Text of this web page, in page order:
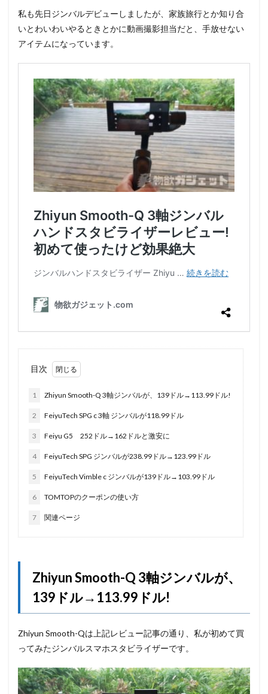
私も先日ジンバルデビューしましたが、家族旅行とか知り合
いとわいわいやるときとかに動画撮影担当だと、手放せない
アイテムになっています。
目次
1 Zhiyun Smooth-Q 3軸ジンバルが、139ドル→113.99ドル!
2 FeiyuTech SPG c 3軸 ジンバルが118.99ドル
3 Feiyu G5 252ドル→162ドルと激安に
4 FeiyuTech SPG ジンバルが238.99ドル→123.99ドル
5 FeiyuTech Vimble c ジンバルが139ドル→103.99ドル
6 TOMTOPのクーポンの使い方
7 関連ページ
Zhiyun Smooth-Q 3軸ジンバルが、
139ドル→113.99ドル!
Zhiyun Smooth-Qは上記レビュー記事の通り、私が初めて買
ってみたジンバルスマホスタビライザーです。